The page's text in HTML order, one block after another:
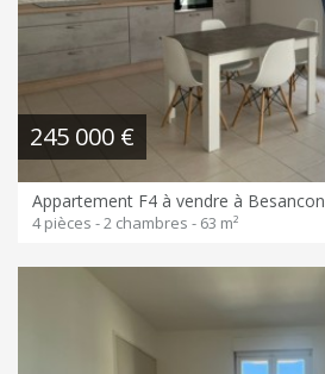
245 000 €
Appartement F4 à vendre à Besancon
4 pièces - 2 chambres - 63 m²